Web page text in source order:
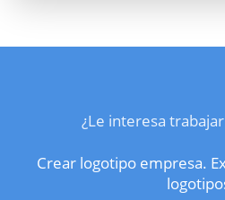
¿Le interesa
Crear logotipo empresa.